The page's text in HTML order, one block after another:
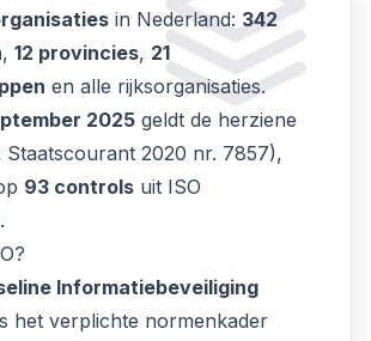
in Nederland: 342
, 12 provincies, 21
en alle rijksorganisaties.
2025 geldt de herziene
Staatscourant 2020 nr. 7857),
93 controls uit ISO
Informatiebeveiliging
het verplichte normenkader